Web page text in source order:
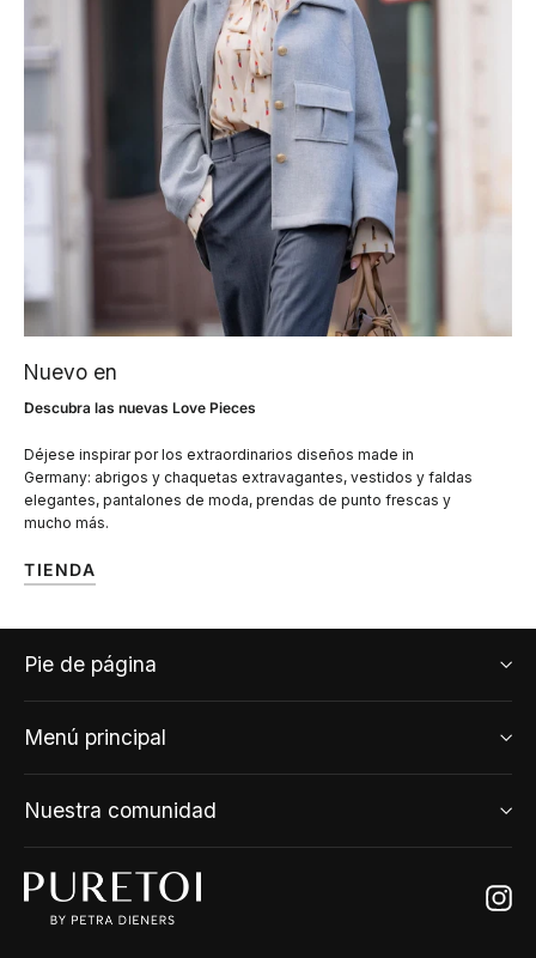
Nuevo en
Descubra las nuevas Love Pieces
Déjese inspirar por los extraordinarios diseños made in
Germany: abrigos y chaquetas extravagantes, vestidos y faldas
elegantes, pantalones de moda, prendas de punto frescas y
mucho más.
TIENDA
Pie de página
Menú principal
Nuestra comunidad